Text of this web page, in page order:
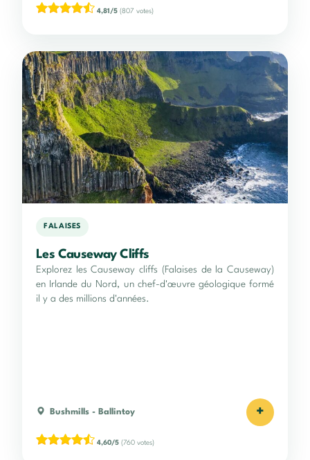
4,81/5 (807 votes)
FALAISES
Les Causeway Cliffs
Explorez les Causeway cliffs (Falaises de la Causeway)
en Irlande du Nord, un chef-d'œuvre géologique formé
il y a des millions d'années.
Bushmills - Ballintoy +
4,60/5 (760 votes)